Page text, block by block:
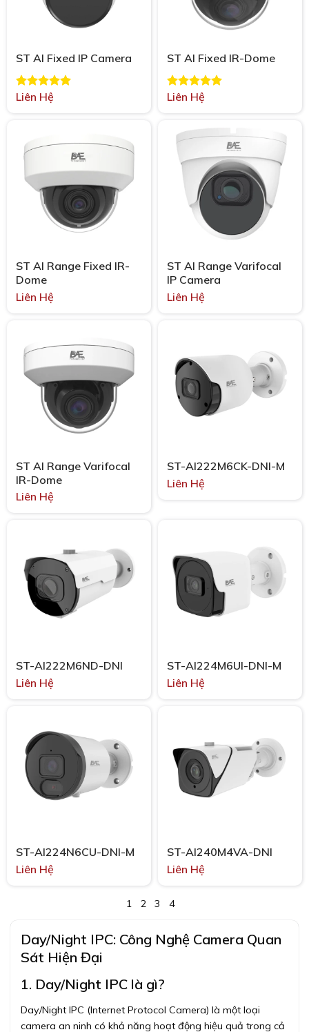
ST AI Fixed IP Camera
Được xếp
Liên Hệ
ST AI Fixed IR-Dome
Được xếp
Liên Hệ
ST AI Range Fixed IR-
Dome
Liên Hệ
ST AI Range Varifocal
IP Camera
Liên Hệ
ST AI Range Varifocal
IR-Dome
Liên Hệ
ST-AI222M6CK-DNI-M
Liên Hệ
ST-AI222M6ND-DNI
Liên Hệ
ST-AI224M6UI-DNI-M
Liên Hệ
ST-AI224N6CU-DNI-M
Liên Hệ
ST-AI240M4VA-DNI
Liên Hệ
1 2 3 4
Day/Night IPC: Công Nghệ Camera Quan
Sát Hiện Đại
1. Day/Night IPC là gì?
Day/Night IPC (Internet Protocol Camera) là một loại
camera an ninh có khả năng hoạt động hiệu quả trong cả